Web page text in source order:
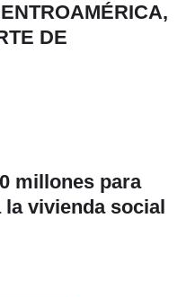
DE
millones para
vivienda social